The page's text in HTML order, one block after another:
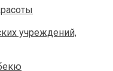
учреждений,